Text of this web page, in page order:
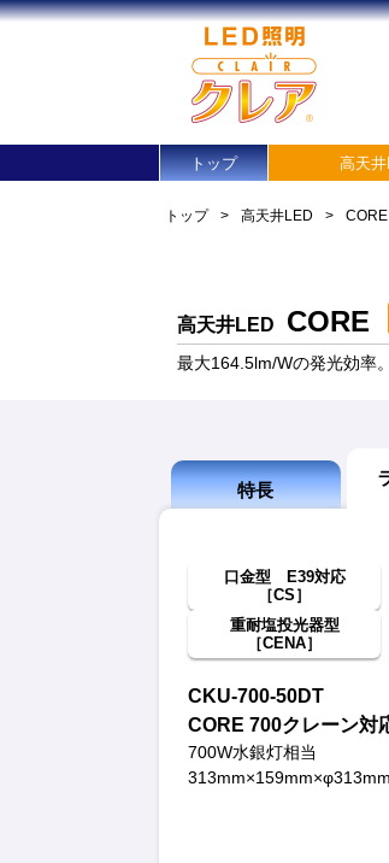
トップ 高天
トップ > 高天井LED > CORE
高天井LED CORE
最大164.5lm/Wの発光効率
特長
口金型 E39対応
［CS］
重耐塩投光器型
［CENA］
CKU-700-50DT
CORE 700クレーン対
700W水銀灯相当
313mm×159mm×φ313mm